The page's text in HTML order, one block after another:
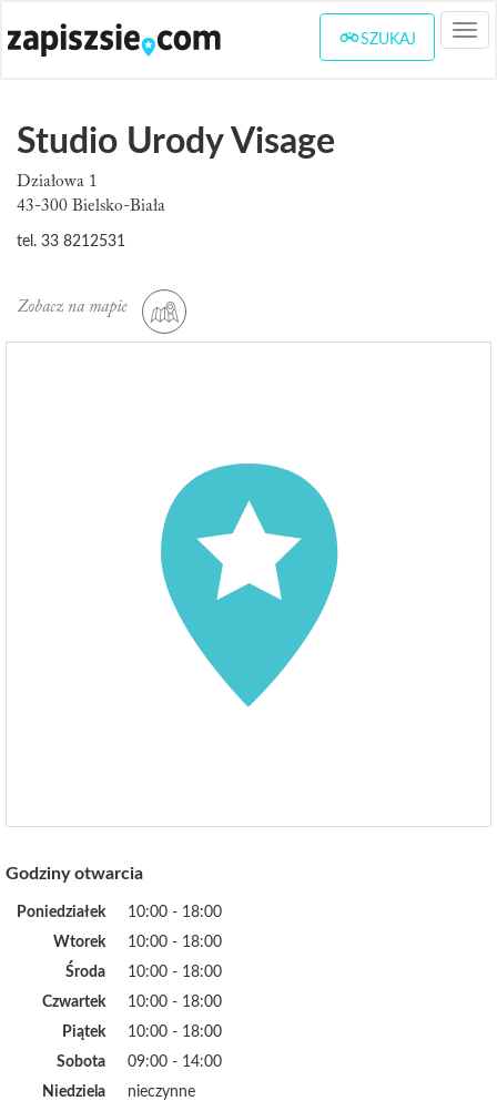
SZUKAJ
Studio Urody Visage
Działowa 1
43-300 Bielsko-Biała
tel. 33 8212531
Zobacz na mapie
Godziny otwarcia
Poniedziałek
10:00 - 18:00
Wtorek
10:00 - 18:00
Środa
10:00 - 18:00
Czwartek
10:00 - 18:00
Piątek
10:00 - 18:00
Sobota
09:00 - 14:00
Niedziela
nieczynne